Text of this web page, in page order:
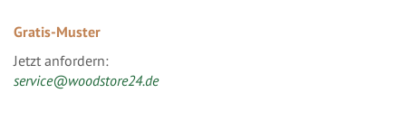
Gratis-Muster
Jetzt anfordern:
service@woodstore24.de